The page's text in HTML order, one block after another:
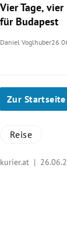
Vier Tage,
für Budapest
Daniel Voglhuber
Zur Startseite
Reise
kurier.at |